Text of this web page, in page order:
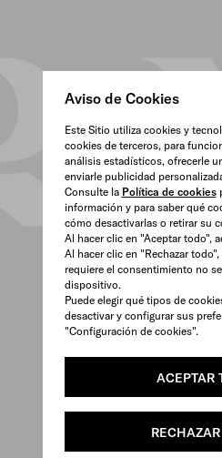
Aviso de Cookies
Este Sitio utiliza cookies y
cookies de terceros, para
análisis estadísticos, ofrecerle
enviarle publicidad
Consulte la Política de cookies
información y para saber qué
cómo desactivarlas o retirar su
Al hacer clic en "Aceptar todo",
Al hacer clic en "Rechazar
requiere el consentimiento no
dispositivo.
Puede elegir qué tipos de
desactivar y configurar sus
"Configuración de cookies".
ACEPTAR
RECHAZAR